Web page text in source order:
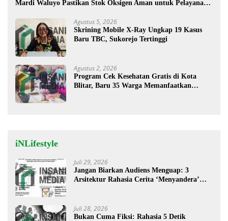
Mardi Waluyo Pastikan Stok Oksigen Aman untuk Pelayanan
Agustus 5, 2026
Skrining Mobile X-Ray Ungkap 19 Kasus
Baru TBC, Sukorejo Tertinggi
Agustus 2, 2026
Program Cek Kesehatan Gratis di Kota
Blitar, Baru 35 Warga Memanfaatkan
iNLifestyle
Juli 29, 2026
Jangan Biarkan Audiens Menguap: 3
Arsitektur Rahasia Cerita ‘Menyandera’
Juli 28, 2026
Bukan Cuma Fiksi: Rahasia 5 Detik